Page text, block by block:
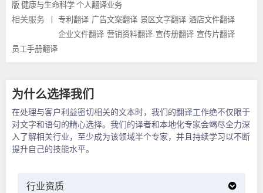
版 健康与生命科学 个人翻译业务
相关服务 专利翻译 广告文案翻译 景区文字翻译 酒店文件翻译
企业文件翻译 营销资料翻译 宣传册翻译 宣传片翻译
员工手册翻译
为什么选择我们
在处理与客户利益密切相关的文本时，我们的翻译工作绝不仅限于
对文字和语句的精心选择。我们的译者和本地化专家会竭尽全力深
入了解相关行业，至少成为该领域半个专家，并且持续学习以不断
提升自己的技能水平。
行业资质